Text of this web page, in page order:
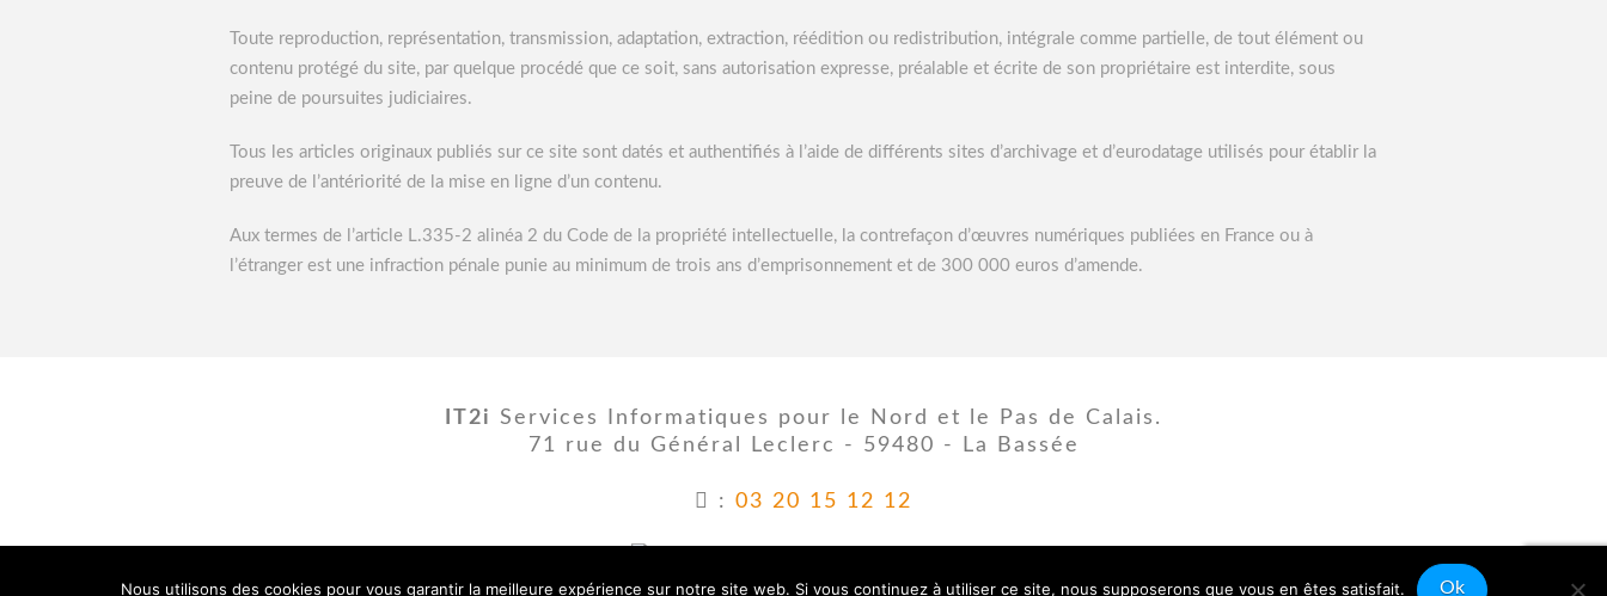
Toute reproduction, représentation, transmission, adaptation, extraction, réédition ou redistribution, intégrale comme partielle, de tout élément ou
contenu protégé du site, par quelque procédé que ce soit, sans autorisation expresse, préalable et écrite de son propriétaire est interdite, sous
peine de poursuites judiciaires.
Tous les articles originaux publiés sur ce site sont datés et authentifiés à l’aide de différents sites d’archivage et d’eurodatage utilisés pour établir la
preuve de l’antériorité de la mise en ligne d’un contenu.
Aux termes de l’article L.335-2 alinéa 2 du Code de la propriété intellectuelle, la contrefaçon d’œuvres numériques publiées en France ou à
l’étranger est une infraction pénale punie au minimum de trois ans d’emprisonnement et de 300 000 euros d’amende.
IT2i Services Informatiques pour le Nord et le Pas de Calais.
71 rue du Général Leclerc
- 59480 - La Bassée
: 03 20 15 12 12
Mentions légales-Plan du site-Conditions Générales
Nous utilisons des cookies pour vous garantir la meilleure expérience sur notre site web. Si vous continuez à utiliser ce site, nous supposerons que vous en êtes satisfait. Ok